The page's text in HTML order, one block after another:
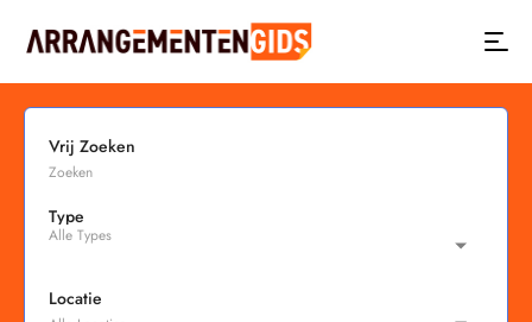
Vrij Zoeken
Type
Locatie